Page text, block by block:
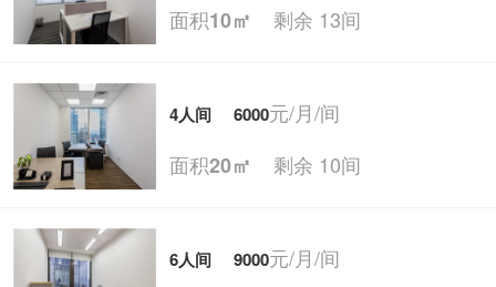
面积10㎡ 剩余 13间
4人间 6000元/月/间
面积20㎡ 剩余 10间
6人间 9000元/月/间